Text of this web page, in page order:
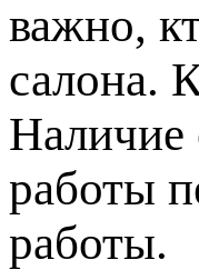
важно,
салона.
Наличие
работы
работы.